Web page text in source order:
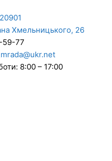
Хмельницького, 26
59-77
8:00 – 17:00